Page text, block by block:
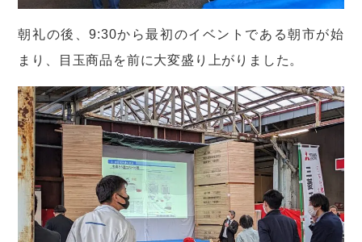
朝礼の後、9:30から最初のイベントである朝市が始
まり、目玉商品を前に大変盛り上がりました。